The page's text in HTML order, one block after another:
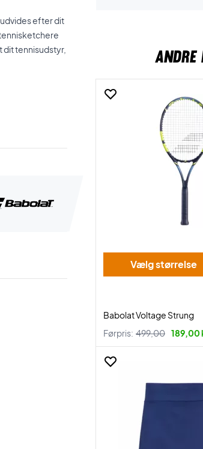
udvides efter dit
dit tennisudstyr,
ANDRE
Vælg størrelse
Babolat Voltage Strung
Førpris: 499,00 189,00